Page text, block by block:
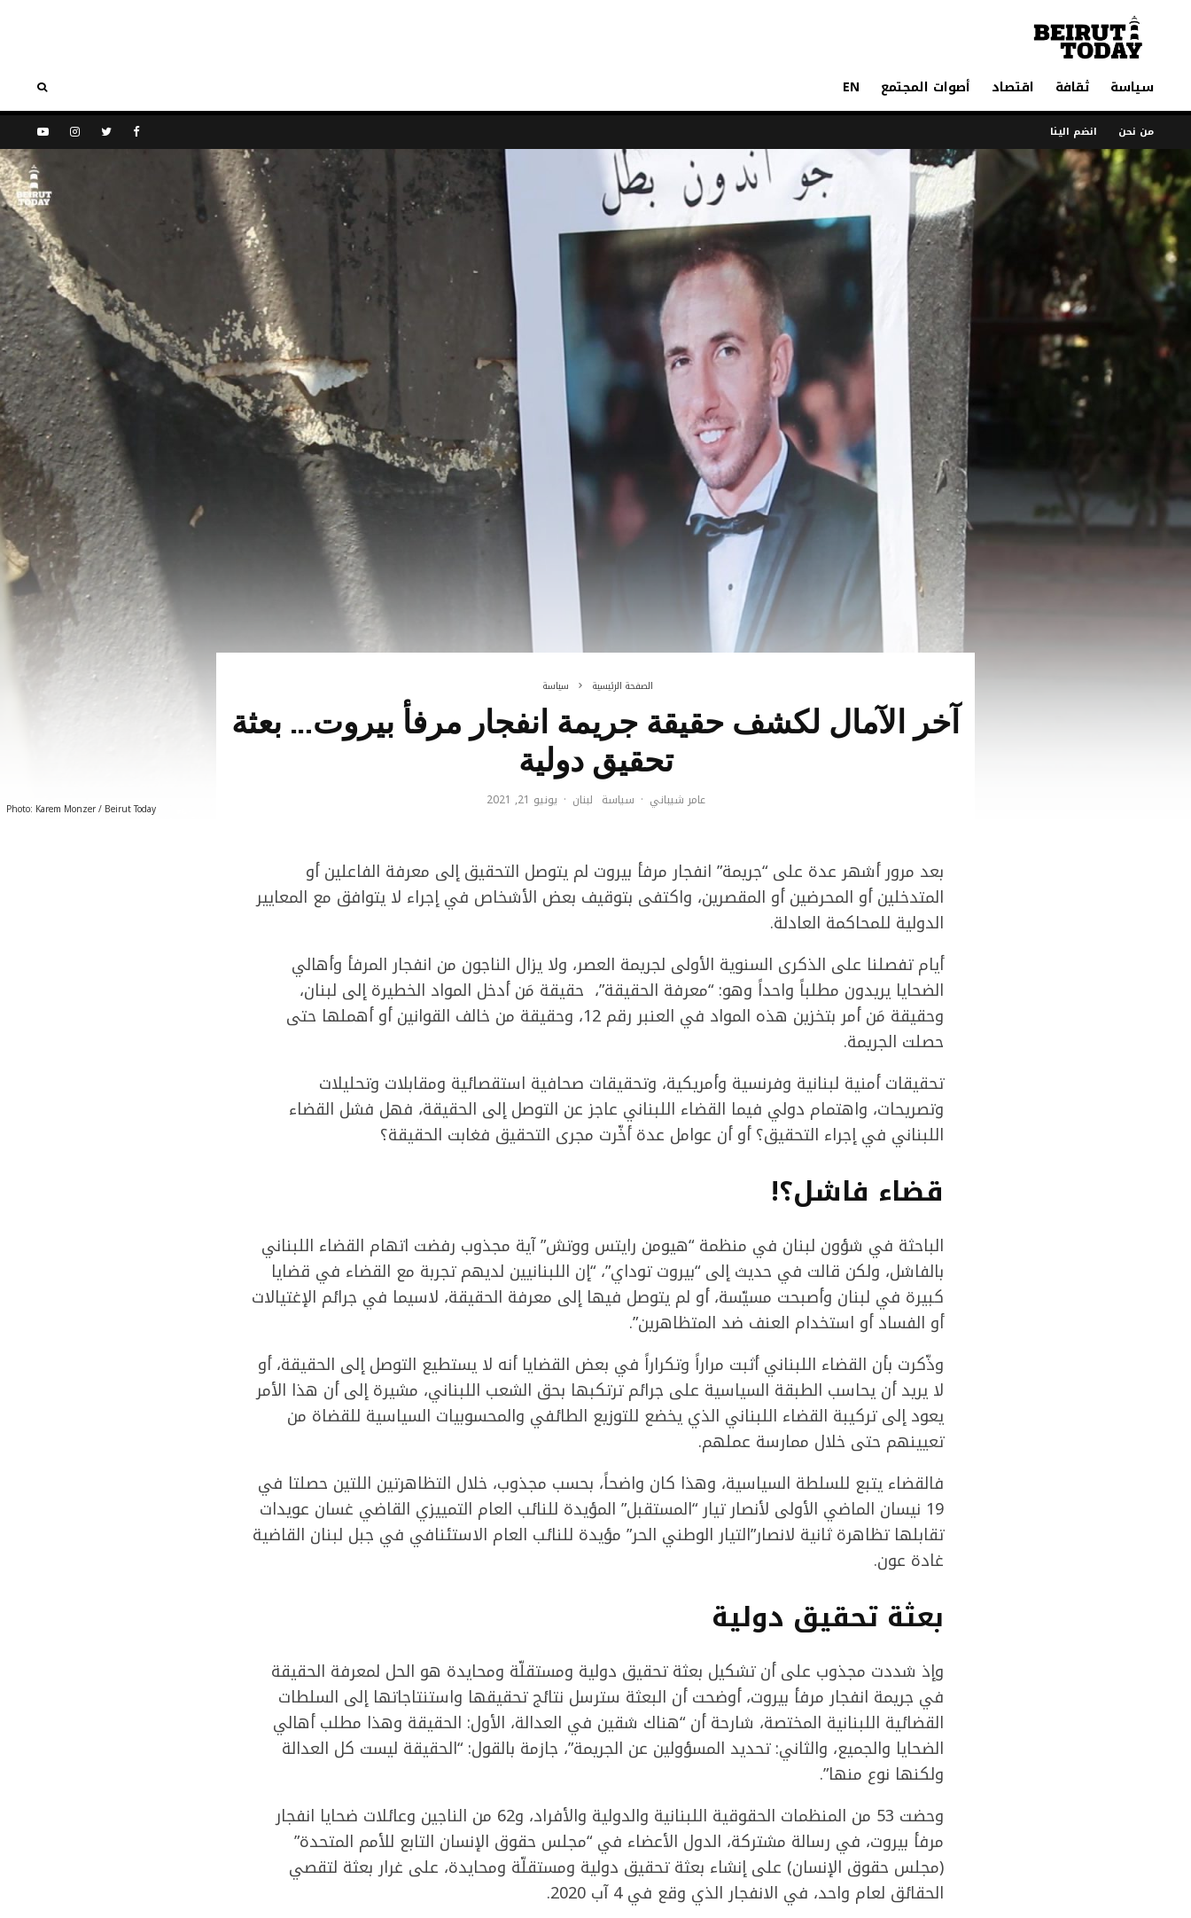
سياسة ثقافة اقتصاد أصوات المجتمع EN
من نحن انضم الينا
Photo: Karem Monzer / Beirut Today
الصفحة الرئيسية سياسة
آخر الآمال لكشف حقيقة جريمة انفجار مرفأ بيروت… بعثة
تحقيق دولية
عامر شيباني · سياسة لبنان · يونيو 21, 2021
بعد مرور أشهر عدة على “جريمة” انفجار مرفأ بيروت لم يتوصل التحقيق إلى معرفة الفاعلين أو
المتدخلين أو المحرضين أو المقصرين، واكتفى بتوقيف بعض الأشخاص في إجراء لا يتوافق مع المعايير
الدولية للمحاكمة العادلة.
أيام تفصلنا على الذكرى السنوية الأولى لجريمة العصر، ولا يزال الناجون من انفجار المرفأ وأهالي
الضحايا يريدون مطلباً واحداً وهو: “معرفة الحقيقة”، حقيقة مَن أدخل المواد الخطيرة إلى لبنان،
وحقيقة مَن أمر بتخزين هذه المواد في العنبر رقم 12، وحقيقة من خالف القوانين أو أهملها حتى
حصلت الجريمة.
تحقيقات أمنية لبنانية وفرنسية وأمريكية، وتحقيقات صحافية استقصائية ومقابلات وتحليلات
وتصريحات، واهتمام دولي فيما القضاء اللبناني عاجز عن التوصل إلى الحقيقة، فهل فشل القضاء
اللبناني في إجراء التحقيق؟ أو أن عوامل عدة أخّرت مجرى التحقيق فغابت الحقيقة؟
قضاء فاشل؟!
الباحثة في شؤون لبنان في منظمة “هيومن رايتس ووتش” آية مجذوب رفضت اتهام القضاء اللبناني
بالفاشل، ولكن قالت في حديث إلى “بيروت توداي”، “إن اللبنانيين لديهم تجربة مع القضاء في قضايا
كبيرة في لبنان وأصبحت مسيّسة، أو لم يتوصل فيها إلى معرفة الحقيقة، لاسيما في جرائم الإغتيالات
أو الفساد أو استخدام العنف ضد المتظاهرين”.
وذّكرت بأن القضاء اللبناني أثبت مراراً وتكراراً في بعض القضايا أنه لا يستطيع التوصل إلى الحقيقة، أو
لا يريد أن يحاسب الطبقة السياسية على جرائم ترتكبها بحق الشعب اللبناني، مشيرة إلى أن هذا الأمر
يعود إلى تركيبة القضاء اللبناني الذي يخضع للتوزيع الطائفي والمحسوبيات السياسية للقضاة من
تعيينهم حتى خلال ممارسة عملهم.
فالقضاء يتبع للسلطة السياسية، وهذا كان واضحاً، بحسب مجذوب، خلال التظاهرتين اللتين حصلتا في
19 نيسان الماضي الأولى لأنصار تيار “المستقبل” المؤيدة للنائب العام التمييزي القاضي غسان عويدات
تقابلها تظاهرة ثانية لانصار”التيار الوطني الحر” مؤيدة للنائب العام الاستئنافي في جبل لبنان القاضية
غادة عون.
بعثة تحقيق دولية
وإذ شددت مجذوب على أن تشكيل بعثة تحقيق دولية ومستقلّة ومحايدة هو الحل لمعرفة الحقيقة
في جريمة انفجار مرفأ بيروت، أوضحت أن البعثة سترسل نتائج تحقيقها واستنتاجاتها إلى السلطات
القضائية اللبنانية المختصة، شارحة أن “هناك شقين في العدالة، الأول: الحقيقة وهذا مطلب أهالي
الضحايا والجميع، والثاني: تحديد المسؤولين عن الجريمة”، جازمة بالقول: “الحقيقة ليست كل العدالة
ولكنها نوع منها”.
وحضت 53 من المنظمات الحقوقية اللبنانية والدولية والأفراد، و62 من الناجين وعائلات ضحايا انفجار
مرفأ بيروت، في رسالة مشتركة، الدول الأعضاء في “مجلس حقوق الإنسان التابع للأمم المتحدة”
(مجلس حقوق الإنسان) على إنشاء بعثة تحقيق دولية ومستقلّة ومحايدة، على غرار بعثة لتقصي
الحقائق لعام واحد، في الانفجار الذي وقع في 4 آب 2020.